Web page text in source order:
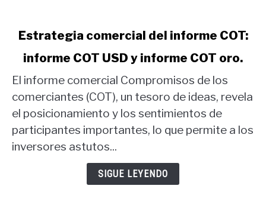
link
Estrategia
comercial
del
informe
COT:
informe
COT
Estrategia comercial del informe COT:
informe COT USD y informe COT oro.
El informe comercial Compromisos de los
comerciantes (COT), un tesoro de ideas, revela
el posicionamiento y los sentimientos de
participantes importantes, lo que permite a los
inversores astutos...
SIGUE LEYENDO